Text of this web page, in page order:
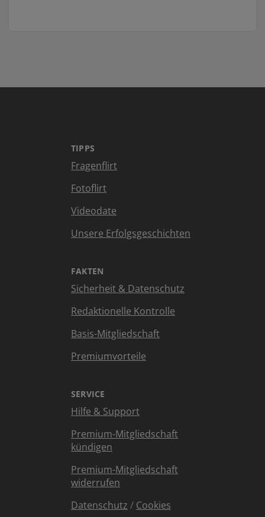
TIPPS
Fragenflirt
Fotoflirt
Videodate
Unsere Erfolgsgeschichten
FAKTEN
Sicherheit & Datenschutz
Redaktionelle Kontrolle
Basis-Mitgliedschaft
Premiumvorteile
SERVICE
Hilfe & Support
Premium-Mitgliedschaft
kündigen
Premium-Mitgliedschaft
widerrufen
Datenschutz / Cookies